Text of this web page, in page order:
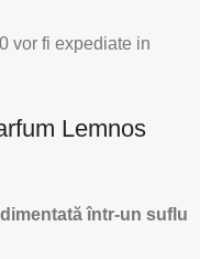
vor fi expediate in
Lemnos
într-un suflu